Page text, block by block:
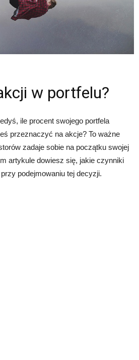
w portfelu?
ile procent swojego portfela
przeznaczyć na akcje? To ważne
zadaje sobie na początku swojej
artykule dowiesz się, jakie czynniki
podejmowaniu tej decyzji.